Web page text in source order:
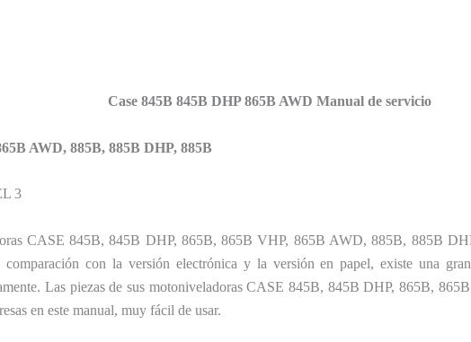
Case 845B 845B DHP 865B AWD Manual de servicio
AWD, 885B, 885B DHP, 885B
3
CASE 845B, 845B DHP, 865B, 865B VHP, 865B AWD, 885B, 885B
con la versión electrónica y la versión en papel, existe una
Las piezas de sus motoniveladoras CASE 845B, 845B DHP, 865B,
en este manual, muy fácil de usar.